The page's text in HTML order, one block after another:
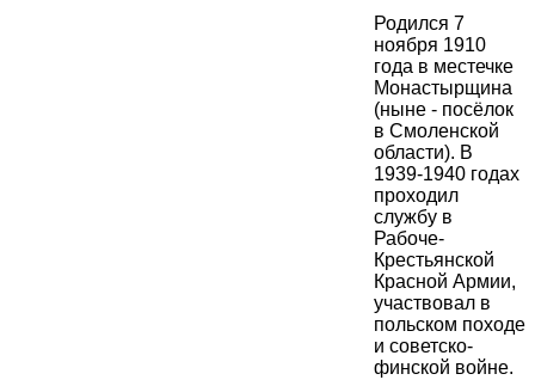
Родился 7
ноября 1910
года в местечке
Монастырщина
(ныне - посёлок
в Смоленской
области). В
1939-1940 годах
проходил
службу в
Рабоче-
Крестьянской
Красной Армии,
участвовал в
польском походе
и советско-
финской войне.